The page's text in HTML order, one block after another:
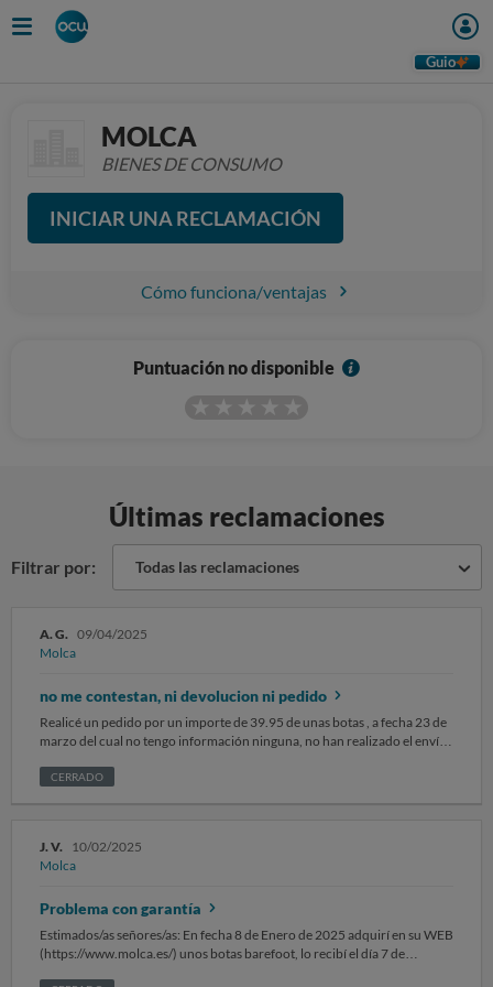
Guio
MOLCA
BIENES DE CONSUMO
INICIAR UNA RECLAMACIÓN
Cómo funciona/ventajas
Puntuación no disponible
I
Últimas reclamaciones
Filtrar por: Todas las reclamaciones
A. G. 09/04/2025
Molca
no me contestan, ni devolucion ni pedido
Realicé un pedido por un importe de 39.95 de unas botas , a fecha 23 de
marzo del cual no tengo información ninguna, no han realizado el envío,
ser, por supuesto no hay reembolso del mismo, he escrito dos correo
esta empresa.
CERRADO
J. V. 10/02/2025
Molca
Problema con garantía
Estimados/as señores/as: En fecha 8 de Enero de 2025 adquirí en su WEB
(https://www.molca.es/) unos botas barefoot, lo recibí el día 7 de